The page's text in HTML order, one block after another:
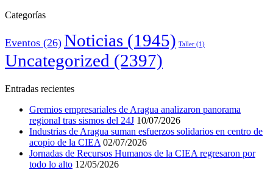
Categorías
Eventos (26) Noticias (1945) Taller (1)
Uncategorized (2397)
Entradas recientes
Gremios empresariales de Aragua analizaron panorama
regional tras sismos del 24J 10/07/2026
Industrias de Aragua suman esfuerzos solidarios en centro de
acopio de la CIEA 02/07/2026
Jornadas de Recursos Humanos de la CIEA regresaron por
todo lo alto 12/05/2026